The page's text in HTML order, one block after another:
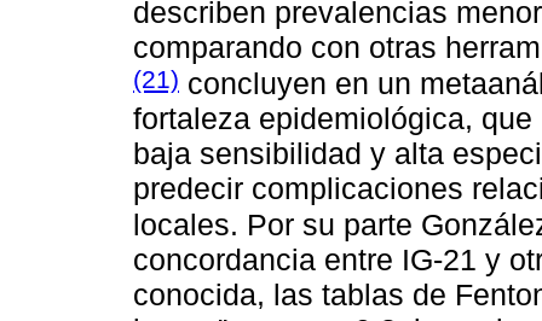
describen prevalencias
comparando con otras
(21) concluyen en un
fortaleza epidemiológica,
baja sensibilidad y alta
predecir complicaciones
locales. Por su parte
concordancia entre IG-21 y
conocida, las tablas de